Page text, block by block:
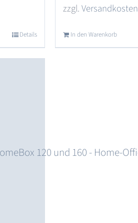
Details
zzgl.Versandkosten
In den Warenkorb